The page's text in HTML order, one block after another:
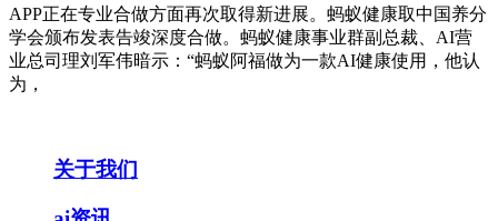
APP正在专业合做方面再次取得新进展。蚂蚁健康取中国养分
学会颁布发表告竣深度合做。蚂蚁健康事业群副总裁、AI营
业总司理刘军伟暗示：“蚂蚁阿福做为一款AI健康使用，他认
为，
关于我们